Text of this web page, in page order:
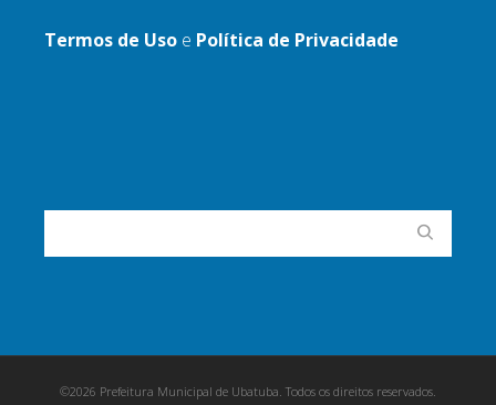
Termos de Uso e Política de Privacidade
©2026 Prefeitura Municipal de Ubatuba. Todos os direitos reservados.